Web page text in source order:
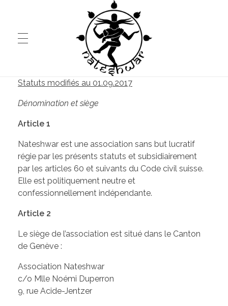
HOME
EVÉNEMENTS
COURS
GALERIE
Statuts modifiés au 01.09.2017
Dénomination et siège
Article 1
Nateshwar est une association sans but lucratif
régie par les présents statuts et subsidiairement
par les articles 60 et suivants du Code civil suisse.
Elle est politiquement neutre et
confessionnellement indépendante.
Article 2
Le siège de l’association est situé dans le Canton
de Genève :
Association Nateshwar
c/o Mlle Noémi Duperron
9, rue Acide-Jentzer